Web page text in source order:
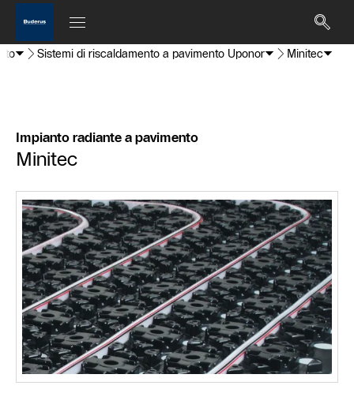
Sistemi di riscaldamento a pavimento Uponor Minitec
Impianto radiante a pavimento
Minitec